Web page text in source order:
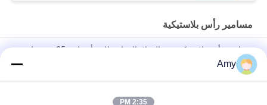
مسامير رأس بلاستيكية
مسامير رأس بلاستيكية من الفولاذ المقاوم للصدأ مقاس 25 مم مقاس
A4 للبناء والكسوة
50 مم × 2.65 مم حلقية حلقة عرقوب غطاء بلاستيكي مسامير تسقيف
Amy
2:35 PM